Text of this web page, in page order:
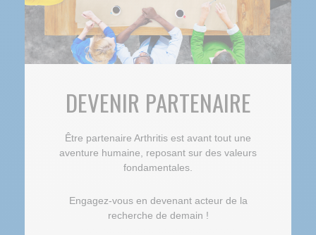
DEVENIR PARTENAIRE
Être partenaire Arthritis est avant tout une
aventure humaine, reposant sur des valeurs
fondamentales.
Engagez-vous en devenant acteur de la
recherche de demain !